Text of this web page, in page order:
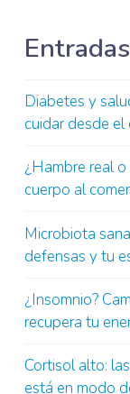
Diabetes y
cuidar desde el
¿Hambre real
cuerpo al comer
Microbiota
defensas y tu
¿Insomnio?
recupera tu
Cortisol alto:
está en modo